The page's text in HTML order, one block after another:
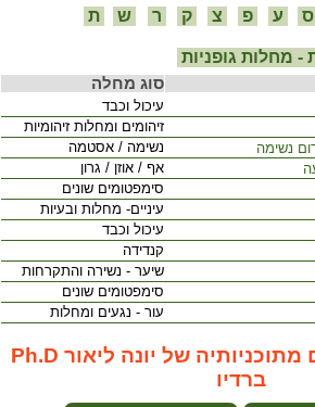
ס ע פ צ ק ר ש ת
מחלות גופניות
סוג מחלה
עיכול וכבד
זיהומים ומחלות זיהומיות
נשימה / אסטמה
נשימה
אף / אוזן / גרון
סימפטומים שונים
עיניים- מחלות ובעיות
עיכול וכבד
קנדידה
שיער - נשירה והתקרחות
סימפטומים שונים
עור - נגעים ומחלות
המלצות מטופלים מתוכניותיה של יונה ליאור Ph.D
ברדיו